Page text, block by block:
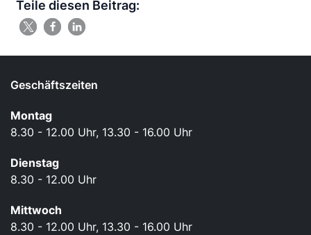
Teile diesen Beitrag:
Geschäftszeiten
Montag
8.30 - 12.00 Uhr, 13.30 - 16.00 Uhr
Dienstag
8.30 - 12.00 Uhr
Mittwoch
8.30 - 12.00 Uhr, 13.30 - 16.00 Uhr